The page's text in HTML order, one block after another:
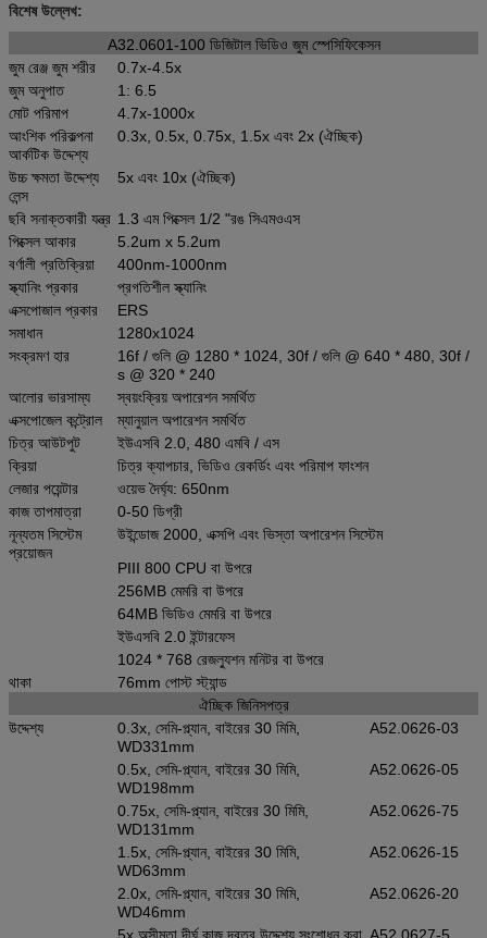
বিশেষ উল্লেখ:
A32.0601-100 ডিজিটাল ভিডিও জুম স্পেসিফিকেসন
জুম রেঞ্জ জুম শরীর
0.7x-4.5x
জুম অনুপাত
1: 6.5
মোট পরিমাপ
4.7x-1000x
আংশিক পরিকল্পনা
আর্কটিক উদ্দেশ্য
0.3x, 0.5x, 0.75x, 1.5x এবং 2x (ঐচ্ছিক)
উচ্চ ক্ষমতা উদ্দেশ্য
লেন্স
5x এবং 10x (ঐচ্ছিক)
ছবি সনাক্তকারী যন্ত্র 1.3 এম পিক্সেল 1/2 "রঙ সিএমওএস
পিক্সেল আকার
5.2um x 5.2um
বর্ণালী প্রতিক্রিয়া
400nm-1000nm
স্ক্যানিং প্রকার
প্রগতিশীল স্ক্যানিং
এক্সপোজাল প্রকার
ERS
সমাধান
1280x1024
সংক্রমণ হার
16f / গুলি @ 1280 * 1024, 30f / গুলি @ 640 * 480, 30f /
s @ 320 * 240
আলোর ভারসাম্য
স্বয়ংক্রিয় অপারেশন সমর্থিত
এক্সপোজেল কন্ট্রোল
ম্যানুয়াল অপারেশন সমর্থিত
চিত্র আউটপুট
ইউএসবি 2.0, 480 এমবি / এস
ক্রিয়া
চিত্র ক্যাপচার, ভিডিও রেকর্ডিং এবং পরিমাপ ফাংশন
লেজার পয়েন্টার
ওয়েভ দৈর্ঘ্য: 650nm
কাজ তাপমাত্রা
0-50 ডিগ্রী
নূন্যতম সিস্টেম
প্রয়োজন
উইন্ডোজ 2000, এক্সপি এবং ভিস্তা অপারেশন সিস্টেম
PIII 800 CPU বা উপরে
256MB মেমরি বা উপরে
64MB ভিডিও মেমরি বা উপরে
ইউএসবি 2.0 ইন্টারফেস
1024 * 768 রেজল্যুশন মনিটর বা উপরে
থাকা
76mm পোস্ট স্ট্যান্ড
ঐচ্ছিক জিনিসপত্র
উদ্দেশ্য
0.3x, সেমি-প্ল্যান, বাইরের 30 মিমি,
WD331mm
A52.0626-03
0.5x, সেমি-প্ল্যান, বাইরের 30 মিমি,
WD198mm
A52.0626-05
0.75x, সেমি-প্ল্যান, বাইরের 30 মিমি,
WD131mm
A52.0626-75
1.5x, সেমি-প্ল্যান, বাইরের 30 মিমি,
WD63mm
A52.0626-15
2.0x, সেমি-প্ল্যান, বাইরের 30 মিমি,
WD46mm
A52.0626-20